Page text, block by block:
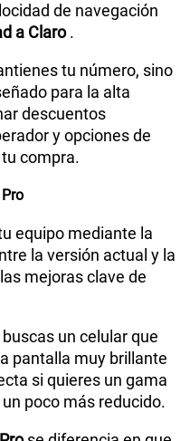
de navegación
a Claro.
tu número, sino
para la alta
descuentos
y opciones de
compra.
equipo mediante la
la versión actual y la
mejoras clave de
un celular que
pantalla muy brillante
si quieres un gama
poco más reducido.